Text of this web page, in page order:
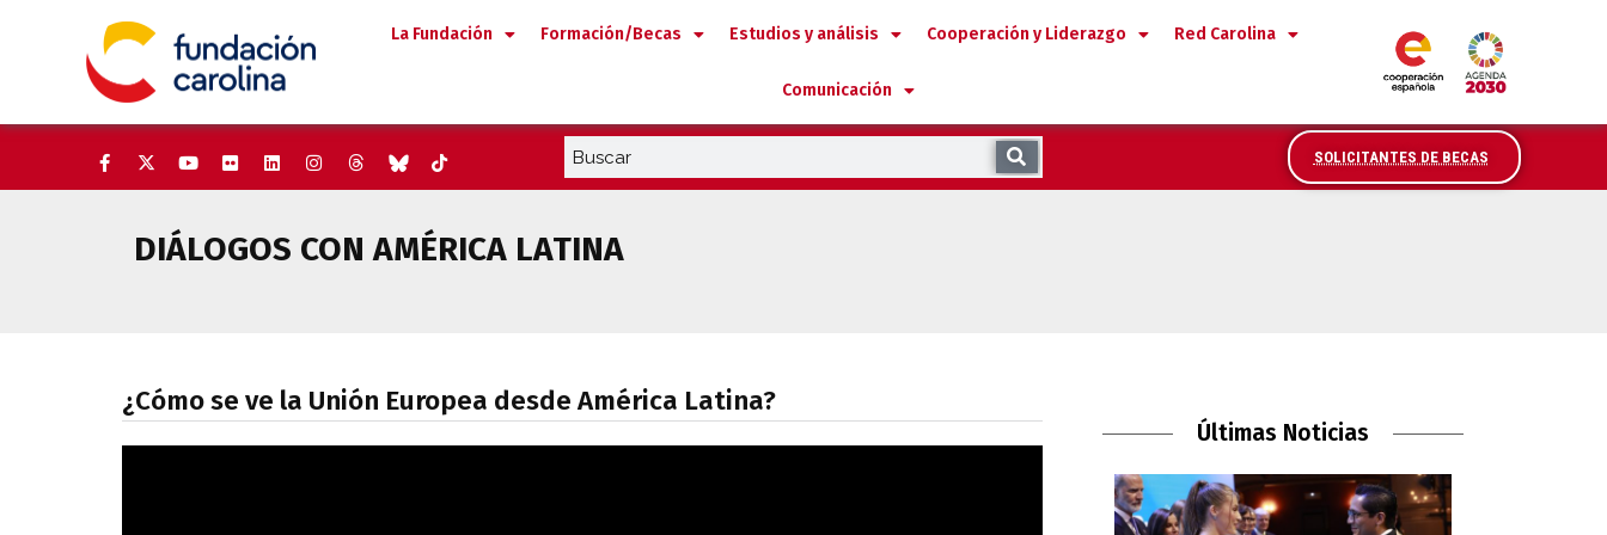
La Fundación Formación/Becas Estudios y análisis Cooperación y Liderazgo Red Carolina
Comunicación
SOLICITANTES DE BECAS
DIÁLOGOS CON AMÉRICA LATINA
¿Cómo se ve la Unión Europea desde América Latina?
Últimas Noticias